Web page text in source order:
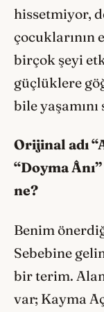
hissetmiyor,
çocuklarının
birçok şeyi
güçlüklere
bile
Orijinal adı
“Doyma
ne?
Benim
Sebebine
bir terim.
var; Kayma